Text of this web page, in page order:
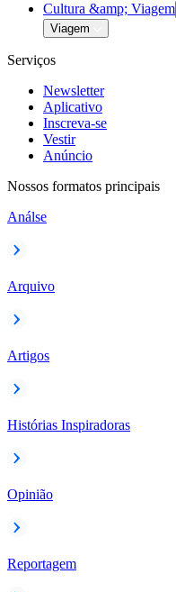
Cultura &amp; Viagem
Viagem
Serviços
Newsletter
Aplicativo
Inscreva-se
Vestir
Anúncio
Nossos formatos principais
Análse
Arquivo
Artigos
Histórias Inspiradoras
Opinião
Reportagem